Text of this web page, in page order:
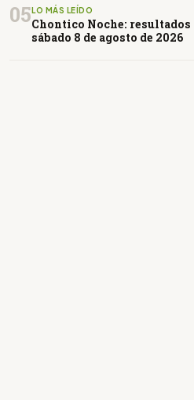
05 LO MÁS LEÍDO
Chontico Noche:
sábado 8 de agosto de 2026